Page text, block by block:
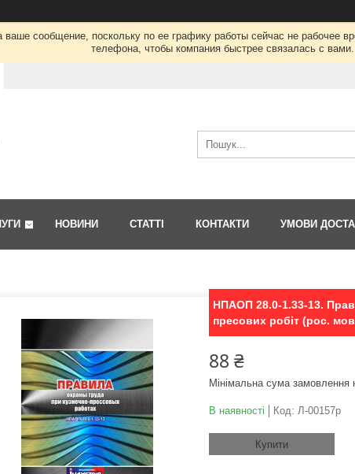
ваше сообщение, поскольку по ее графику работы сейчас не
телефона, чтобы компания быстрее связалась с вами.
НОВИНИ СТАТТІ КОНТАКТИ УМОВИ
НПАОП 28.0-1.33-13.
пресових робіт (рос.
88 ₴
Мінімальна сума замовлення
В наявності Код: Л-00157р
Купити